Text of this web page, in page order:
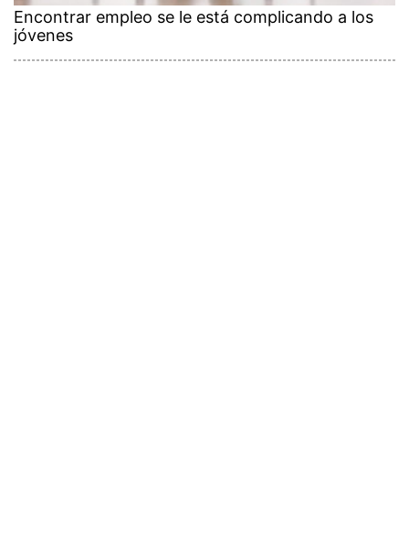
Encontrar empleo se le está complicando a los
jóvenes